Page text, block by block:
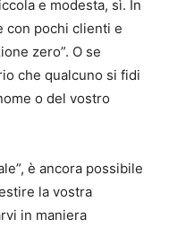
e modesta, sì. In
con pochi clienti e
zero”. O se
che qualcuno si fidi
o del vostro
è ancora possibile
la vostra
in maniera